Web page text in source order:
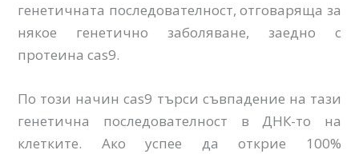
генетичната последователност, отговаряща за
някое генетично заболяване, заедно с
протеина cas9.
По този начин cas9 търси съвпадение на тази
генетична последователност в ДНК-то на
клетките. Ако успее да открие 100%